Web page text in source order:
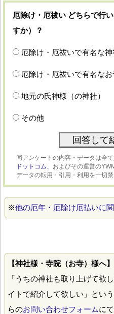
厄除け・厄祓い どちらで行
すか）？
厄除け・厄祓いで有名な神
厄除け・厄祓いで有名なお
地元の氏神様（の神社）
その他
同アンケートの内容・データは全て
ドットコム、 およびその運営の
データの転用・引用・利用を一切禁
※他の厄年・厄除け厄払いに
【神社様・寺院（お寺）様へ】
「うちの神社も取り上げて欲
イトで紹介して欲しい」とい
らのお問い合わせフォームに